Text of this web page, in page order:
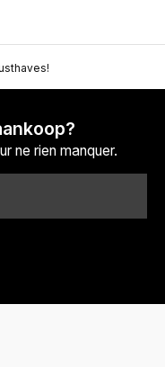
ne rien manquer.